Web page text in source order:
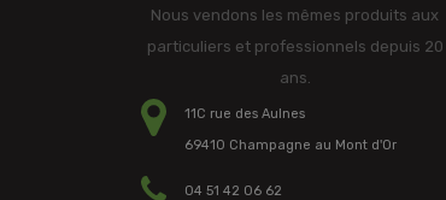
Nous vendons les mêmes produits aux
particuliers et professionnels depuis 20
ans.
11C rue des Aulnes
69410 Champagne au Mont d'Or
04 51 42 06 62